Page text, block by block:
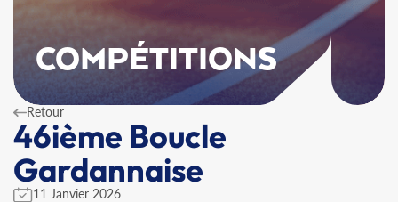
COMPÉTITIONS
Retour
46ième Boucle
Gardannaise
11 Janvier 2026